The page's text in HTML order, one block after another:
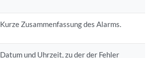
Kurze Zusammenfassung des Alarms.
Datum und Uhrzeit, zu der der Fehler